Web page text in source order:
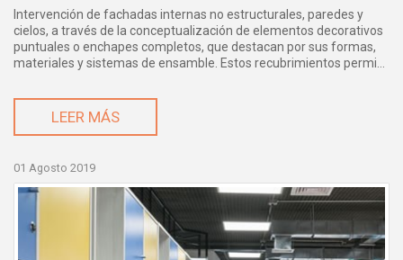
Intervención de fachadas internas no estructurales, paredes y
cielos, a través de la conceptualización de elementos decorativos
puntuales o enchapes completos, que destacan por sus formas,
materiales y sistemas de ensamble. Estos recubrimientos permi...
LEER MÁS
01 Agosto 2019